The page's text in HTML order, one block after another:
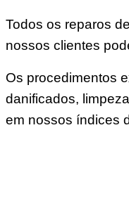
Todos os reparos
nossos clientes
Os procedimentos
danificados,
em nossos índices